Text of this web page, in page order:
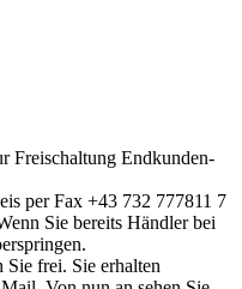
Freischaltung Endkunden-
per Fax +43 732 777811 7
Sie bereits Händler bei
frei. Sie erhalten